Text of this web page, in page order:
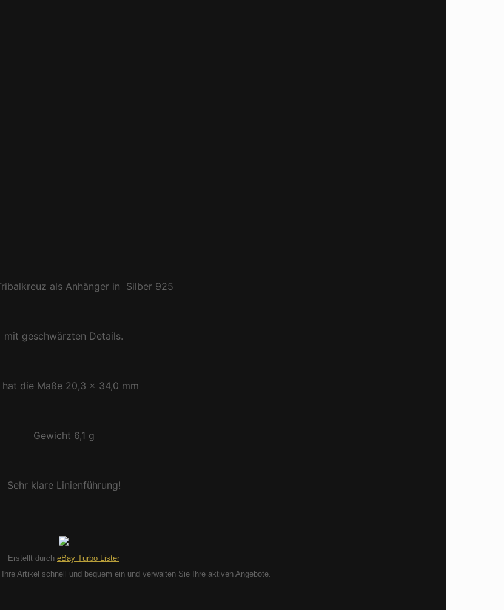
als Anhänger in Silber 925
mit geschwärzten Details.
hat die Maße 20,3 x 34,0 mm
Gewicht 6,1 g
Sehr klare Linienführung!
Erstellt durch eBay Turbo Lister
Artikel schnell und bequem ein und verwalten Sie Ihre aktiven Angebote.